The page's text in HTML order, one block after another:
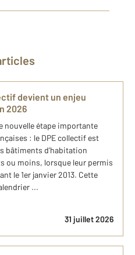
devient un enjeu
2026
nouvelle étape importante
: le DPE collectif est
bâtiments d’habitation
ou moins, lorsque leur permis
le 1er janvier 2013. Cette
...
31 juillet 2026